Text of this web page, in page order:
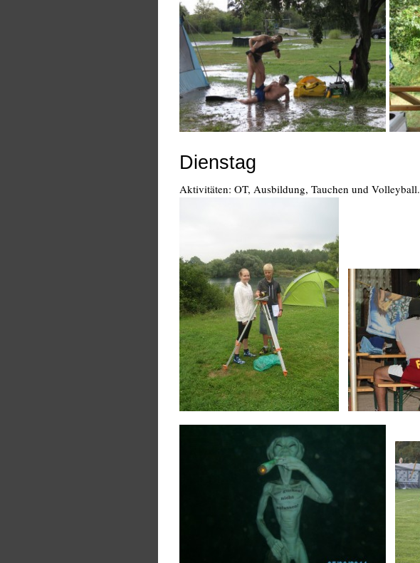
Dienstag
Aktivitäten: OT, Ausbildung, Tauchen und Volleyball.